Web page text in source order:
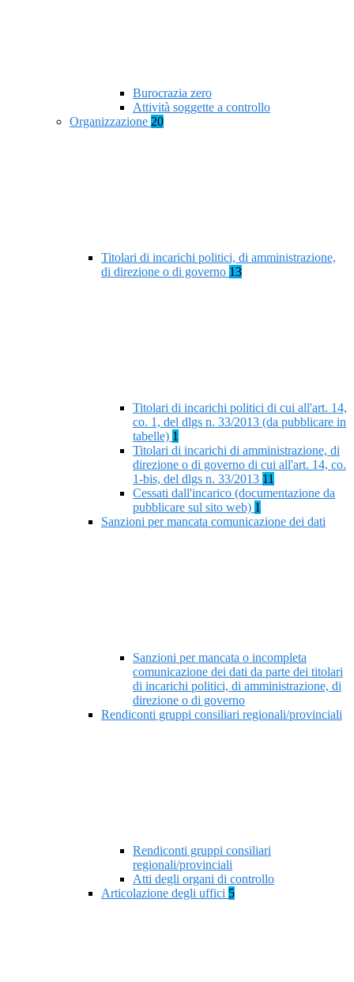
Burocrazia zero
Attività soggette a controllo
Organizzazione 20
Titolari di incarichi politici, di amministrazione,
di direzione o di governo 13
Titolari di incarichi politici di cui all'art. 14,
co. 1, del dlgs n. 33/2013 (da pubblicare in
tabelle) 1
Titolari di incarichi di amministrazione, di
direzione o di governo di cui all'art. 14, co.
1-bis, del dlgs n. 33/2013 11
Cessati dall'incarico (documentazione da
pubblicare sul sito web) 1
Sanzioni per mancata comunicazione dei dati
Sanzioni per mancata o incompleta
comunicazione dei dati da parte dei titolari
di incarichi politici, di amministrazione, di
direzione o di governo
Rendiconti gruppi consiliari regionali/provinciali
Rendiconti gruppi consiliari
regionali/provinciali
Atti degli organi di controllo
Articolazione degli uffici 5